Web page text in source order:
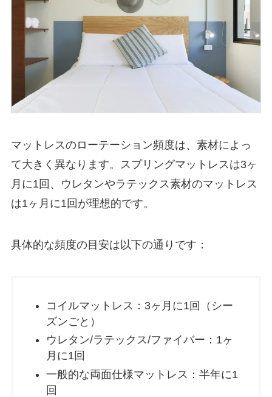
マットレスのローテーション頻度は、素材によっ
て大きく異なります。スプリングマットレスは3ヶ
月に1回、ウレタンやラテックス素材のマットレス
は1ヶ月に1回が理想的です。
具体的な頻度の目安は以下の通りです：
コイルマットレス：3ヶ月に1回（シー
ズンごと）
ウレタン/ラテックス/ファイバー：1ヶ
月に1回
一般的な両面仕様マットレス：半年に1
回